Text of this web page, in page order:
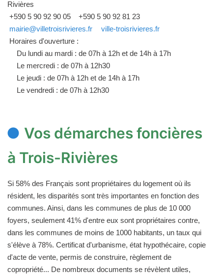
Rivières
+590 5 90 92 90 05
+590 5 90 92 81 23
mairie@villetroisrivieres.fr
ville-troisrivieres.fr
Horaires d'ouverture :
Du lundi au mardi : de 07h à 12h et de 14h à 17h
Le mercredi : de 07h à 12h30
Le jeudi : de 07h à 12h et de 14h à 17h
Le vendredi : de 07h à 12h30
Vos démarches foncières
à Trois-Rivières
Si 58% des Français sont propriétaires du logement où ils
résident, les disparités sont très importantes en fonction des
communes. Ainsi, dans les communes de plus de 10 000
foyers, seulement 41% d'entre eux sont propriétaires contre,
dans les communes de moins de 1000 habitants, un taux qui
s'élève à 78%. Certificat d'urbanisme, état hypothécaire, copie
d'acte de vente, permis de construire, règlement de
copropriété... De nombreux documents se révèlent utiles,